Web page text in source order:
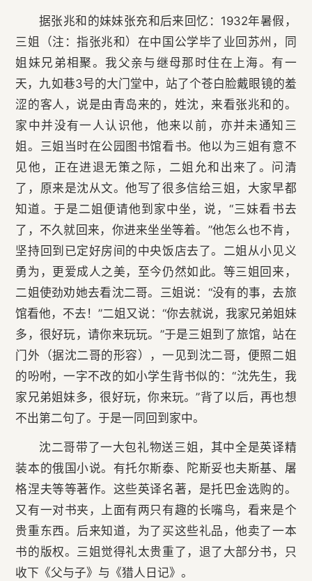
据张兆和的妹妹张充和后来回忆：1932年暑假，
三姐（注：指张兆和）在中国公学毕了业回苏州，同
姐妹兄弟相聚。我父亲与继母那时住在上海。有一
天，九如巷3号的大门堂中，站了个苍白脸戴眼镜的羞
涩的客人，说是由青岛来的，姓沈，来看张兆和的。
家中并没有一人认识他，他来以前，亦并未通知三
姐。三姐当时在公园图书馆看书。他以为三姐有意不
见他，正在进退无策之际，二姐允和出来了。问清
了，原来是沈从文。他写了很多信给三姐，大家早都
知道。于是二姐便请他到家中坐，说，“三妹看书去
了，不久就回来，你进来坐坐等着。”他怎么也不肯，
坚持回到已定好房间的中央饭店去了。二姐从小见义
勇为，更爱成人之美，至今仍然如此。等三姐回来，
二姐使劲劝她去看沈二哥。三姐说：“没有的事，去旅
馆看他，不去！”二姐又说：“你去就说，我家兄弟姐妹
多，很好玩，请你来玩玩。”于是三姐到了旅馆，站在
门外（据沈二哥的形容），一见到沈二哥，便照二姐
的吩咐，一字不改的如小学生背书似的：“沈先生，我
家兄弟姐妹多，很好玩，你来玩。”背了以后，再也想
不出第二句了。于是一同回到家中。
沈二哥带了一大包礼物送三姐，其中全是英译精
装本的俄国小说。有托尔斯泰、陀斯妥也夫斯基、屠
格涅夫等等著作。这些英译名著，是托巴金选购的。
又有一对书夹，上面有两只有趣的长嘴鸟，看来是个
贵重东西。后来知道，为了买这些礼品，他卖了一本
书的版权。三姐觉得礼太贵重了，退了大部分书，只
收下《父与子》与《猎人日记》。